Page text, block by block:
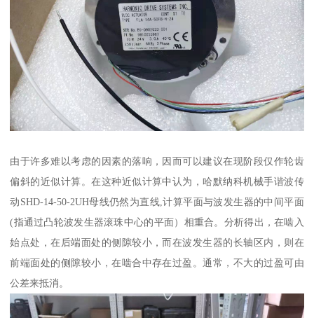
由于许多难以考虑的因素的落响，因而可以建议在现阶段仅作轮齿
偏斜的近似计算。在这种近似计算中认为，哈默纳科机械手谐波传
动SHD-14-50-2UH母线仍然为直线,计算平面与波发生器的中间平面
(指通过凸轮波发生器滚珠中心的平面）相重合。分析得出，在啮入
始点处，在后端面处的侧隙较小，而在波发生器的长轴区内，则在
前端面处的侧隙较小，在啮合中存在过盈。通常，不大的过盈可由
公差来抵消。